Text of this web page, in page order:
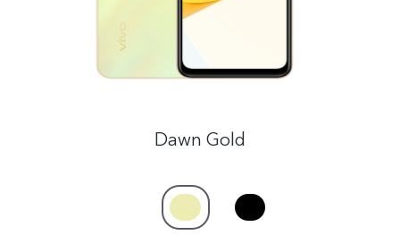
Indonesia | Pilih negara/wilayah
Dawn Gold